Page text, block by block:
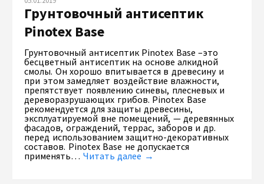
Грунтовочный антисептик
Pinotex Base
Грунтовочный антисептик Pinotex Base –это
бесцветный антисептик на основе алкидной
смолы. Он хорошо впитывается в древесину и
при этом замедляет воздействие влажности,
препятствует появлению синевы, плесневых и
дереворазрушающих грибов. Pinotex Base
рекомендуется для защиты древесины,
эксплуатируемой вне помещений, — деревянных
фасадов, ограждений, террас, заборов и др.
перед использованием защитно-декоративных
составов. Pinotex Base не допускается
применять… Читать далее →